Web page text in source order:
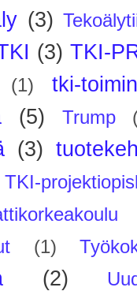
(3)
(3) TKI-
(1)
tki-
(5) Trump
(3)
(1)
(2)